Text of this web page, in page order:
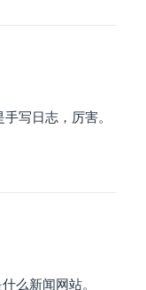
写日志，厉害。
么新闻网站。